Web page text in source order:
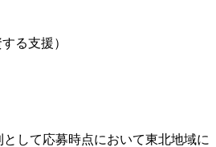
る支援）
して応募時点において東北地域に